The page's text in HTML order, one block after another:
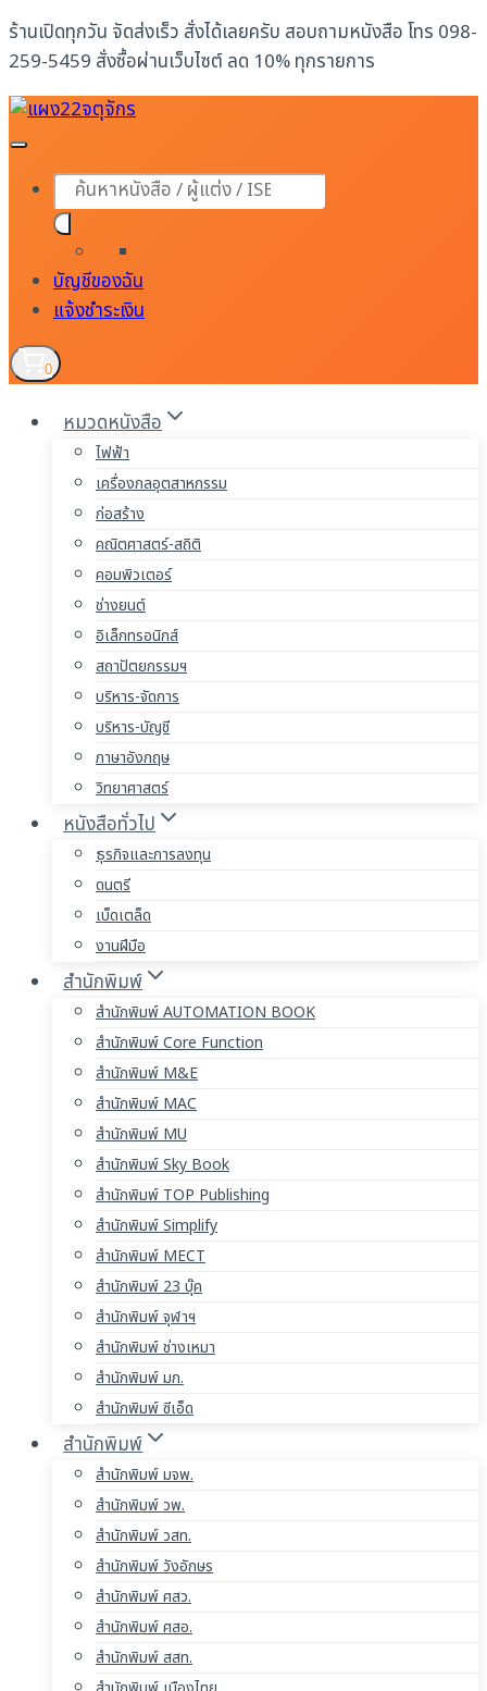
Skip
to
content
ร้านเปิดทุกวัน จัดส่งเร็ว สั่งได้เลยครับ สอบถามหนังสือ โทร 098-
259-5459 สั่งซื้อผ่านเว็บไซต์ ลด 10% ทุกรายการ
Products
search
บัญชีของฉัน
แจ้งชำระเงิน
0
หมวดหนังสือ
ไฟฟ้า
เครื่องกลอุตสาหกรรม
ก่อสร้าง
คณิตศาสตร์-สถิติ
คอมพิวเตอร์
ช่างยนต์
อิเล็กทรอนิกส์
สถาปัตยกรรมฯ
บริหาร-จัดการ
บริหาร-บัญชี
ภาษาอังกฤษ
วิทยาศาสตร์
หนังสือทั่วไป
ธุรกิจและการลงทุน
ดนตรี
เบ็ดเตล็ด
งานฝีมือ
สำนักพิมพ์
สำนักพิมพ์ AUTOMATION BOOK
สำนักพิมพ์ Core Function
สำนักพิมพ์ M&E
สำนักพิมพ์ MAC
สำนักพิมพ์ MU
สำนักพิมพ์ Sky Book
สำนักพิมพ์ TOP Publishing
สำนักพิมพ์ Simplify
สำนักพิมพ์ MECT
สำนักพิมพ์ 23 บุ๊ค
สำนักพิมพ์ จุฬาฯ
สำนักพิมพ์ ช่างเหมา
สำนักพิมพ์ มก.
สำนักพิมพ์ ซีเอ็ด
สำนักพิมพ์
สำนักพิมพ์ มจพ.
สำนักพิมพ์ วพ.
สำนักพิมพ์ วสท.
สำนักพิมพ์ วังอักษร
สำนักพิมพ์ ศสว.
สำนักพิมพ์ ศสอ.
สำนักพิมพ์ สสท.